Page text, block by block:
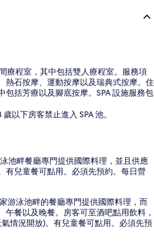
療程室，其中包括雙人療程室。服務項
熱石按摩、運動按摩以及瑞典式按摩。住
包括芳療以及腳底按摩。SPA 設施服務包
以下房客禁止進入 SPA 池。
池畔餐廳專門提供國際料理，並且供應
有兒童餐可點用。必須先預約。每日營
游泳池畔的餐廳專門提供國際料理，而
午餐以及晚餐。房客可至酒吧點用飲料，
情況開放)。有兒童餐可點用。必須先預